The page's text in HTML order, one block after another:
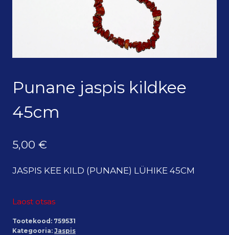
Punane jaspis kildkee
45cm
5,00 €
JASPIS KEE KILD (PUNANE) LÜHIKE 45CM
Laost otsas
Tootekood: 759531
Kategooria: Jaspis